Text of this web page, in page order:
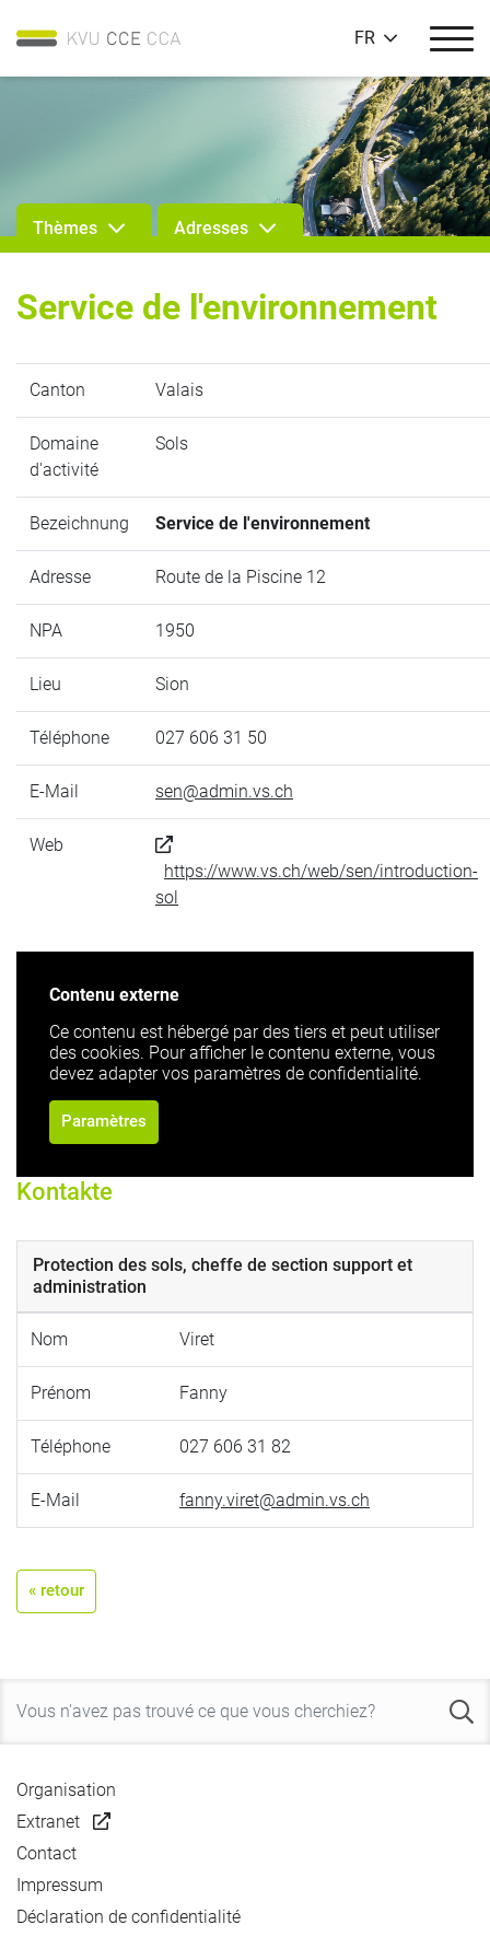
FR
Thèmes Adresses
Service de l'environnement
Canton Valais
Domaine
d'activité
Sols
Bezeichnung Service de l'environnement
Adresse Route de la Piscine 12
NPA 1950
Lieu Sion
Téléphone 027 606 31 50
E-Mail sen@admin.vs.ch
Web
https://www.vs.ch/web/sen/introduction-
sol
Contenu externe
Ce contenu est hébergé par des tiers et peut utiliser
des cookies. Pour afficher le contenu externe, vous
devez adapter vos paramètres de confidentialité.
Paramètres
Kontakte
Protection des sols, cheffe de section support et
administration
Nom Viret
Prénom Fanny
Téléphone 027 606 31 82
E-Mail fanny.viret@admin.vs.ch
« retour
Organisation
Extranet
Contact
Impressum
Déclaration de confidentialité